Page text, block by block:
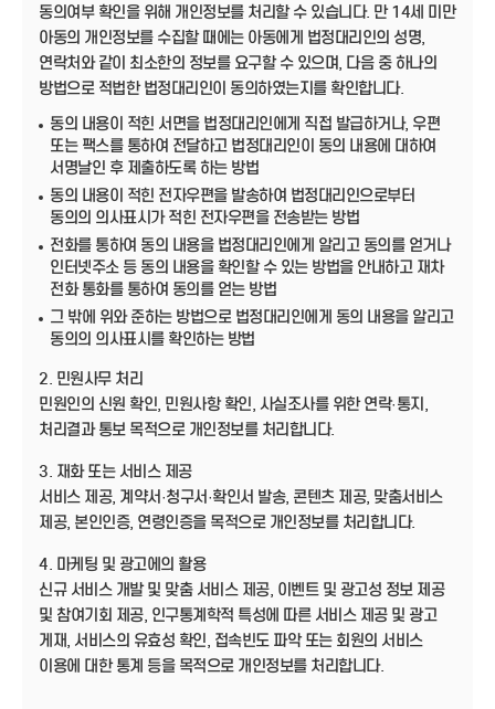
동의여부 확인을 위해 개인정보를 처리할 수 있습니다. 만 14세 미만
아동의 개인정보를 수집할 때에는 아동에게 법정대리인의 성명,
연락처와 같이 최소한의 정보를 요구할 수 있으며, 다음 중 하나의
방법으로 적법한 법정대리인이 동의하였는지를 확인합니다.
동의 내용이 적힌 서면을 법정대리인에게 직접 발급하거나, 우편
또는 팩스를 통하여 전달하고 법정대리인이 동의 내용에 대하여
서명날인 후 제출하도록 하는 방법
동의 내용이 적힌 전자우편을 발송하여 법정대리인으로부터
동의의 의사표시가 적힌 전자우편을 전송받는 방법
전화를 통하여 동의 내용을 법정대리인에게 알리고 동의를 얻거나
인터넷주소 등 동의 내용을 확인할 수 있는 방법을 안내하고 재차
전화 통화를 통하여 동의를 얻는 방법
그 밖에 위와 준하는 방법으로 법정대리인에게 동의 내용을 알리고
동의의 의사표시를 확인하는 방법
2. 민원사무 처리
민원인의 신원 확인, 민원사항 확인, 사실조사를 위한 연락·통지,
처리결과 통보 목적으로 개인정보를 처리합니다.
3. 재화 또는 서비스 제공
서비스 제공, 계약서·청구서·확인서 발송, 콘텐츠 제공, 맞춤서비스
제공, 본인인증, 연령인증을 목적으로 개인정보를 처리합니다.
4. 마케팅 및 광고에의 활용
신규 서비스 개발 및 맞춤 서비스 제공, 이벤트 및 광고성 정보 제공
및 참여기회 제공, 인구통계학적 특성에 따른 서비스 제공 및 광고
게재, 서비스의 유효성 확인, 접속빈도 파악 또는 회원의 서비스
이용에 대한 통계 등을 목적으로 개인정보를 처리합니다.